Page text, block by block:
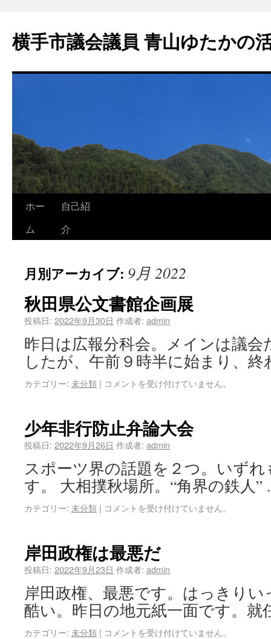
横手市議会議員 青山ゆたかの
ホー
ム
自己紹
介
月別アーカイブ: 9月 2022
秋田県公文書館企画展
投稿日: 2022年9月30日 作成者: admin
昨日は広報分科会。メインは議
したが、午前９時半に始まり、
カテゴリー: 未分類 | コメントを受け付けていません。
少年非行防止弁論大会
投稿日: 2022年9月26日 作成者: admin
スポーツ界の話題を２つ。いず
す。 大相撲秋場所。“角界の鉄人
カテゴリー: 未分類 | コメントを受け付けていません。
岸田政権は最悪だ
投稿日: 2022年9月23日 作成者: admin
岸田政権、最悪です。はっきり
酷い。昨日の地元紙一面です。
カテゴリー: 未分類 | コメントを受け付けていません。